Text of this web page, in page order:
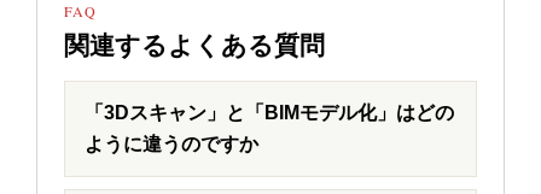
FAQ
関連するよくある質問
「3Dスキャン」と「BIMモデル化」はどの
ように違うのですか